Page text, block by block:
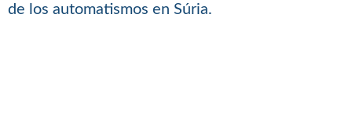
de los automatismos en Súria.